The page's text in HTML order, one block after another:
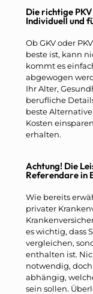
Die richtige
Individuell und
Ob GKV oder
beste ist, kann
kommt es
abgewogen
Ihr Alter,
berufliche
beste
Kosten
erhalten.
Achtung! Die
Referendare in
Wie bereits
privater
es wichtig, dass
vergleichen,
enthalten ist.
notwendig,
abhängig,
sein sollen.